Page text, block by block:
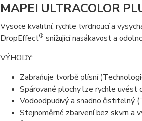
MAPEI ULTRACOLOR
Vysoce kvalitní, rychle tvrdnoucí a
DropEffect® snižující nasákavost a
VÝHODY:
Zabraňuje tvorbě plísní
Spárované plochy lze rychle uvést
Vodoodpudivý a snadno čistitelný
Stejnoměrné zbarvení bez skvrn a